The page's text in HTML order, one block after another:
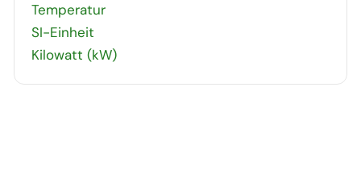
Temperatur
SI-Einheit
Kilowatt (kW)